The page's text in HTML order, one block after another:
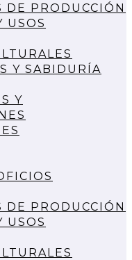
DE PRODUCCIÓN
USOS
Y SABIDURÍA
Y
DE PRODUCCIÓN
USOS